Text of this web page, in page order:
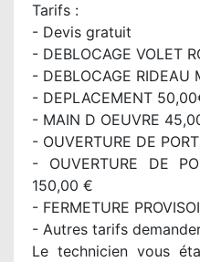
Tarifs :
- Devis gratuit
- DEBLOCAGE VOLET
- DEBLOCAGE RIDEAU
- DEPLACEMENT
- MAIN D OEUVRE
- OUVERTURE DE
- OUVERTURE DE
150,00 €
- FERMETURE
- Autres tarifs
Le technicien vous